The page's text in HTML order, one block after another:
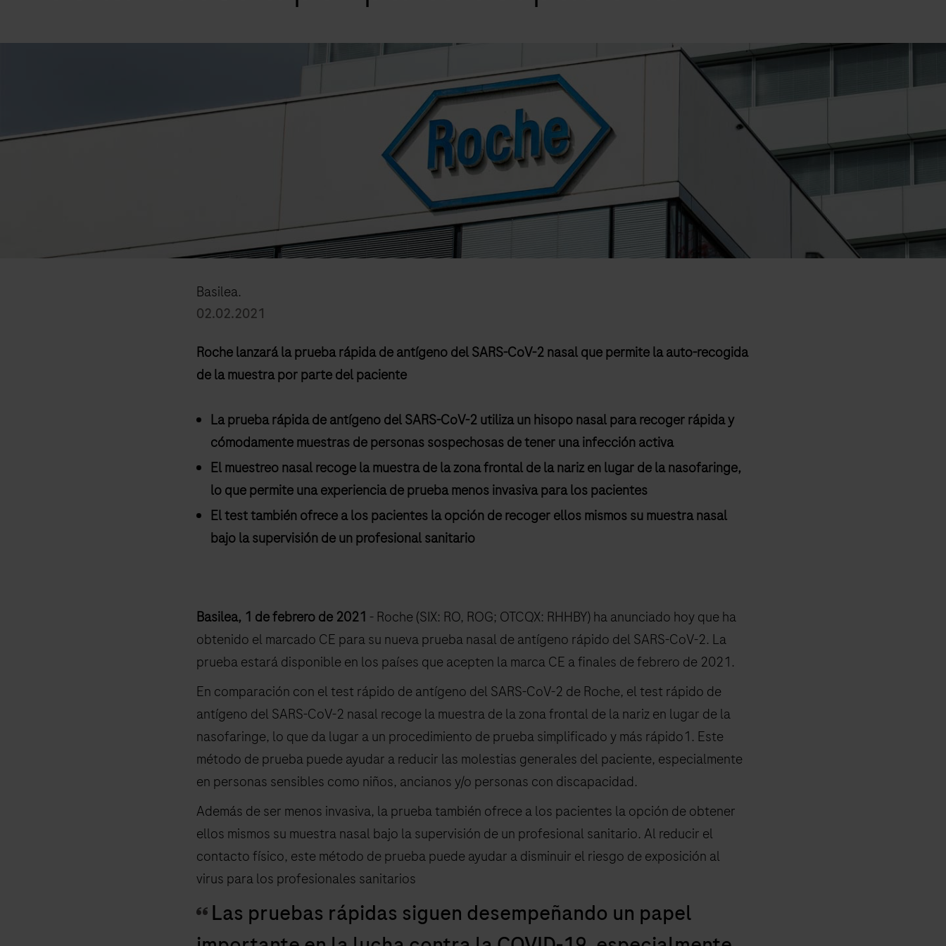
Basilea.
02.02.2021
Roche lanzará la prueba rápida de antígeno del SARS-CoV-2 nasal que permite la auto-recogida
de la muestra por parte del paciente
La prueba rápida de antígeno del SARS-CoV-2 utiliza un hisopo nasal para recoger rápida y
cómodamente muestras de personas sospechosas de tener una infección activa
El muestreo nasal recoge la muestra de la zona frontal de la nariz en lugar de la nasofaringe,
lo que permite una experiencia de prueba menos invasiva para los pacientes
El test también ofrece a los pacientes la opción de recoger ellos mismos su muestra nasal
bajo la supervisión de un profesional sanitario
Basilea, 1 de febrero de 2021 - Roche (SIX: RO, ROG; OTCQX: RHHBY) ha anunciado hoy que ha
obtenido el marcado CE para su nueva prueba nasal de antígeno rápido del SARS-CoV-2. La
prueba estará disponible en los países que acepten la marca CE a finales de febrero de 2021.
En comparación con el test rápido de antígeno del SARS-CoV-2 de Roche, el test rápido de
antígeno del SARS-CoV-2 nasal recoge la muestra de la zona frontal de la nariz en lugar de la
nasofaringe, lo que da lugar a un procedimiento de prueba simplificado y más rápido1. Este
método de prueba puede ayudar a reducir las molestias generales del paciente, especialmente
en personas sensibles como niños, ancianos y/o personas con discapacidad.
Además de ser menos invasiva, la prueba también ofrece a los pacientes la opción de obtener
ellos mismos su muestra nasal bajo la supervisión de un profesional sanitario. Al reducir el
contacto físico, este método de prueba puede ayudar a disminuir el riesgo de exposición al
virus para los profesionales sanitarios
Las pruebas rápidas siguen desempeñando un papel